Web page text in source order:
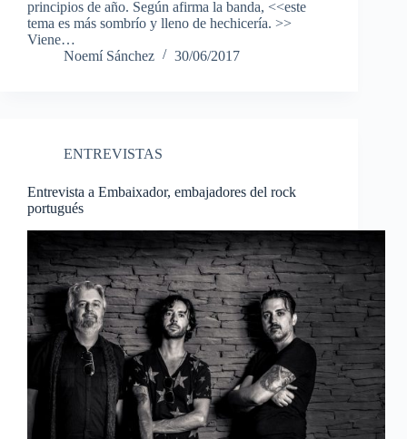
principios de año. Según afirma la banda, <<este
tema es más sombrío y lleno de hechicería. >>
Viene…
Noemí Sánchez
30/06/2017
ENTREVISTAS
Entrevista a Embaixador, embajadores del rock
portugués